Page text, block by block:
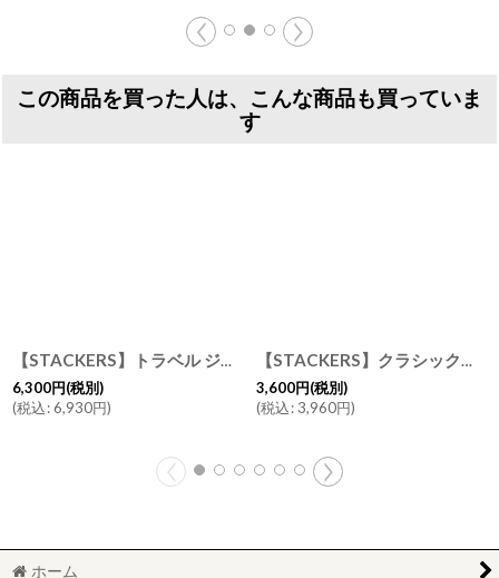
この商品を買った人は、こんな商品も買っていま
す
【STACKERS】トラベル ジュエリーボックス M ブラッシュ ピンク Blush Pink Travel M トラベルM スタッカーズ ロンドン
6,300円(税別)
(税込:6,930円)
【STACKERS】クラシック ガラス蓋 トープ Taupe Classic Glass Display Lid ディスプレイ ジュエリーケース グラスリッド スタッカーズ ロンドン UK
3,600円(税別)
(税込: 3,960円)
ホーム